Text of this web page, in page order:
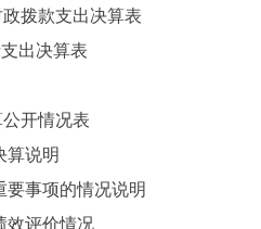
拨款支出决算表
出决算表
开情况表
说明
事项的情况说明
评价情况